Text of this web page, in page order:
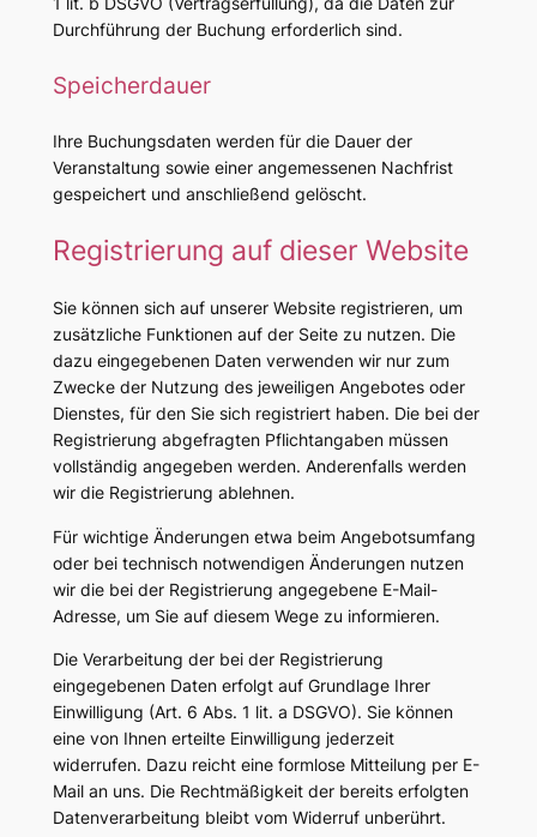
Durchführung der Buchung erforderlich sind.
Speicherdauer
Ihre Buchungsdaten werden für die Dauer der
Veranstaltung sowie einer angemessenen Nachfrist
gespeichert und anschließend gelöscht.
Registrierung auf dieser Website
Sie können sich auf unserer Website registrieren, um
zusätzliche Funktionen auf der Seite zu nutzen. Die
dazu eingegebenen Daten verwenden wir nur zum
Zwecke der Nutzung des jeweiligen Angebotes oder
Dienstes, für den Sie sich registriert haben. Die bei der
Registrierung abgefragten Pflichtangaben müssen
vollständig angegeben werden. Anderenfalls werden
wir die Registrierung ablehnen.
Für wichtige Änderungen etwa beim Angebotsumfang
oder bei technisch notwendigen Änderungen nutzen
wir die bei der Registrierung angegebene E-Mail-
Adresse, um Sie auf diesem Wege zu informieren.
Die Verarbeitung der bei der Registrierung
eingegebenen Daten erfolgt auf Grundlage Ihrer
Einwilligung (Art. 6 Abs. 1 lit. a DSGVO). Sie können
eine von Ihnen erteilte Einwilligung jederzeit
widerrufen. Dazu reicht eine formlose Mitteilung per E-
Mail an uns. Die Rechtmäßigkeit der bereits erfolgten
Datenverarbeitung bleibt vom Widerruf unberührt.